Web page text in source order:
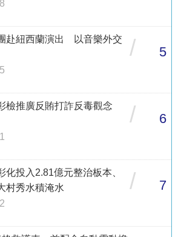
赴紐西蘭演出 以音樂外交
/ 5
檢推廣反賄打詐反毒觀念
/ 6
化投入2.81億元整治板本、
秀水積淹水
/ 7